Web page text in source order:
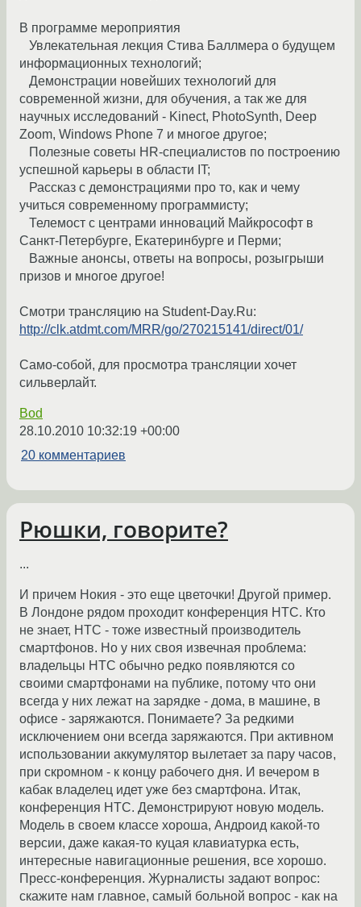
В программе мероприятия
Увлекательная лекция Стива Баллмера о будущем
информационных технологий;
Демонстрации новейших технологий для
современной жизни, для обучения, а так же для
научных исследований - Kinect, PhotoSynth, Deep
Zoom, Windows Phone 7 и многое другое;
Полезные советы HR-специалистов по построению
успешной карьеры в области IT;
Рассказ c демонстрациями про то, как и чему
учиться современному программисту;
Телемост с центрами инноваций Майкрософт в
Санкт-Петербурге, Екатеринбурге и Перми;
Важные анонсы, ответы на вопросы, розыгрыши
призов и многое другое!
Смотри трансляцию на Student-Day.Ru:
http://clk.atdmt.com/MRR/go/270215141/direct/01/
Само-собой, для просмотра трансляции хочет
сильверлайт.
Bod
28.10.2010 10:32:19 +00:00
20 комментариев
Рюшки, говорите?
...
И причем Нокия - это еще цветочки! Другой пример.
В Лондоне рядом проходит конференция HTC. Кто
не знает, HTC - тоже известный производитель
смартфонов. Но у них своя извечная проблема:
владельцы HTC обычно редко появляются со
своими смартфонами на публике, потому что они
всегда у них лежат на зарядке - дома, в машине, в
офисе - заряжаются. Понимаете? За редкими
исключением они всегда заряжаются. При активном
использовании аккумулятор вылетает за пару часов,
при скромном - к концу рабочего дня. И вечером в
кабак владелец идет уже без смартфона. Итак,
конференция HTC. Демонстрируют новую модель.
Модель в своем классе хороша, Андроид какой-то
версии, даже какая-то куцая клавиатурка есть,
интересные навигационные решения, все хорошо.
Пресс-конференция. Журналисты задают вопрос:
скажите нам главное, самый больной вопрос - как на